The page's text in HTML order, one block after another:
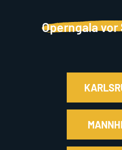
Operngala